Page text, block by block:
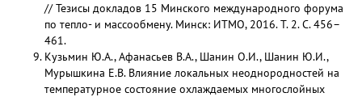
// Тезисы докладов 15 Минского международного форума
по тепло- и массообмену. Минск: ИТМО, 2016. Т. 2. С. 456–
461.
Кузьмин Ю.А., Афанасьев В.А., Шанин О.И., Шанин Ю.И.,
Мурышкина Е.В. Влияние локальных неоднородностей на
температурное состояние охлаждаемых многослойных